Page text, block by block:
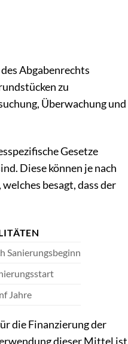
Abgabenrechts
zu
Überwachung und
Gesetze
Diese können je nach
besagt, dass der
Sanierungsbeginn
Jahre
die Finanzierung der
dieser Mittel ist